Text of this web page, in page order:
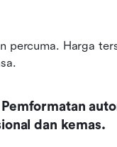
percuma. Harga
dan kemas.